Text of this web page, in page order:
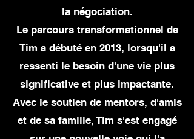
la négociation.
Le parcours transformationnel de
Tim a débuté en 2013, lorsqu'il a
ressenti le besoin d'une vie plus
significative et plus impactante.
Avec le soutien de mentors, d'amis
et de sa famille, Tim s'est engagé